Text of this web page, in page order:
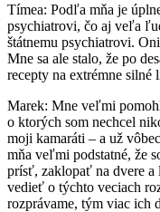
Tímea: Podľa mňa je
psychiatrovi, čo aj veľa
štátnemu psychiatrovi.
Mne sa ale stalo, že po
recepty na extrémne silné
Marek: Mne veľmi
o ktorých som nechcel
moji kamaráti – a už
mňa veľmi podstatné, že
prísť, zaklopať na dvere
vedieť o týchto veciach
rozprávame, tým viac ich